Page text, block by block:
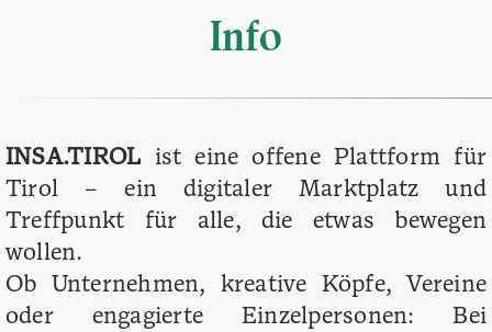
Info
INSA.TIROL ist eine offene Plattform für
Tirol – ein digitaler Marktplatz und
Treffpunkt für alle, die etwas bewegen
wollen.
Ob Unternehmen, kreative Köpfe, Vereine
oder engagierte Einzelpersonen: Bei